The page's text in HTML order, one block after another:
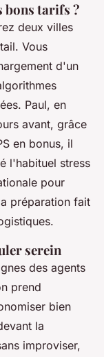
bons tarifs ?
deux villes
Vous
d'un
Paul, en
avant, grâce
en bonus, il
l'habituel stress
pour
préparation fait
serein
des agents
prend
bien
la
improviser,